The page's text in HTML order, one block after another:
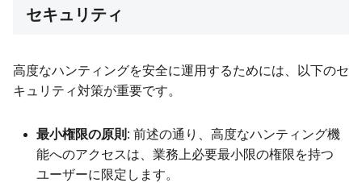
セキュリティ
高度なハンティングを安全に運用するためには、以下のセ
キュリティ対策が重要です。
最小権限の原則 : 前述の通り、高度なハンティング機
能へのアクセスは、業務上必要最小限の権限を持つ
ユーザーに限定します。